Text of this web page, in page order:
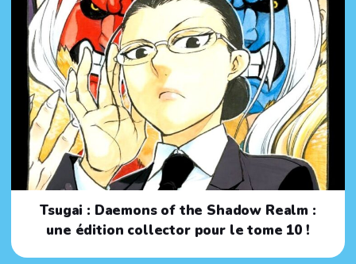
Tsugai : Daemons of the Shadow Realm :
une édition collector pour le tome 10 !